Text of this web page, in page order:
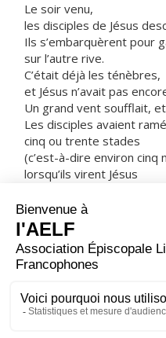
Le soir venu,
les disciples de Jésus
Ils s’embarquèrent pour
sur l’autre rive.
C’était déjà les ténèbres,
et Jésus n’avait pas
Un grand vent soufflait,
Les disciples avaient
cinq ou trente stades
(c’est-à-dire environ cinq
lorsqu’ils virent Jésus
Alors, ils furent saisis de
Mais il leur dit :
« C’est moi. N’ayez plus
Les disciples voulaient le
aussitôt, la barque toucha
là où ils se rendaient.
– Acclamons la Parole de